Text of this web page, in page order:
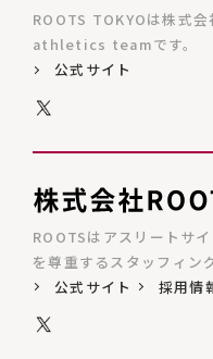
ROOTS TOKYOは株式
athletics teamです。
公式サイト
ROOTSはアスリートサ
を尊重するスタッフィン
公式サイト
採用情